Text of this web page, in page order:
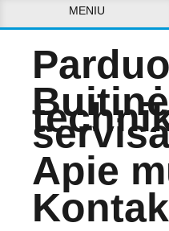
MENIU
Apie